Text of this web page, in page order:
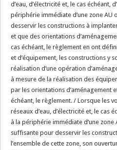
d’eau, d’électricité et, le cas échéant,
périphérie immédiate d’une zone
desservir les constructions à
et que des orientations
cas échéant, le règlement en ont
et d’équipement, les constructions y
réalisation d’une opération
à mesure de la réalisation des
par les orientations d’aménagement
échéant, le règlement. / Lorsque les
réseaux d’eau, d’électricité et, le cas
à la périphérie immédiate d’une zone
suffisante pour desservir les
l’ensemble de cette zone, son